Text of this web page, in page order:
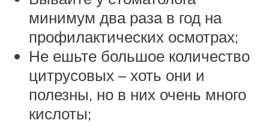
минимум два раза в год на
профилактических осмотрах;
Не ешьте большое количество
цитрусовых – хоть они и
полезны, но в них очень много
кислоты;